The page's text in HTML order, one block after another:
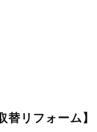
取替リフォー